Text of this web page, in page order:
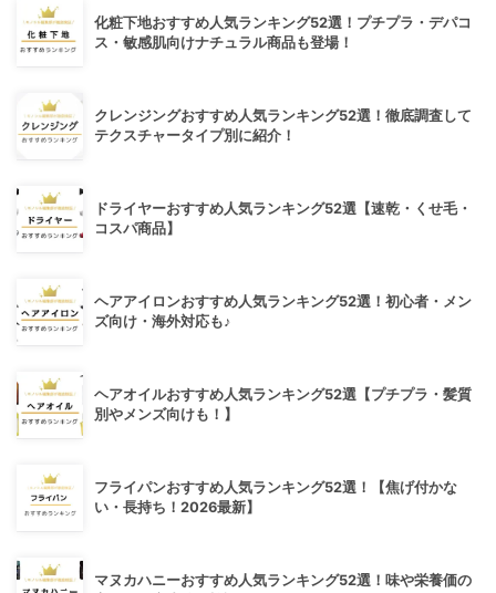
化粧下地おすすめ人気ランキング52選！プチプラ・デパコ
ス・敏感肌向けナチュラル商品も登場！
クレンジングおすすめ人気ランキング52選！徹底調査して
テクスチャータイプ別に紹介！
ドライヤーおすすめ人気ランキング52選【速乾・くせ毛・
コスパ商品】
ヘアアイロンおすすめ人気ランキング52選！初心者・メン
ズ向け・海外対応も♪
ヘアオイルおすすめ人気ランキング52選【プチプラ・髪質
別やメンズ向けも！】
フライパンおすすめ人気ランキング52選！【焦げ付かな
い・長持ち！2026最新】
マヌカハニーおすすめ人気ランキング52選！味や栄養価の